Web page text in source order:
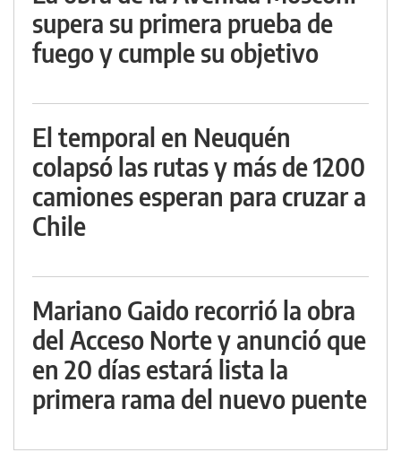
supera su primera prueba de
fuego y cumple su objetivo
El temporal en Neuquén
colapsó las rutas y más de 1200
camiones esperan para cruzar a
Chile
Mariano Gaido recorrió la obra
del Acceso Norte y anunció que
en 20 días estará lista la
primera rama del nuevo puente